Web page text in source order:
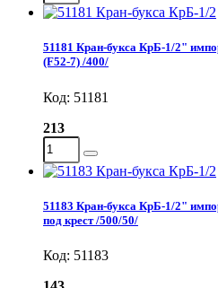
51181 Кран-букса КрБ-1/2"
(F52-7) /400/
Код: 51181
213
51183 Кран-букса КрБ-1/2"
под крест /500/50/
Код: 51183